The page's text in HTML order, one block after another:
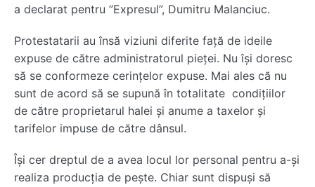
a declarat pentru ”Expresul”, Dumitru Malanciuc.
Protestatarii au însă viziuni diferite față de ideile
expuse de către administratorul pieței. Nu își doresc
să se conformeze cerințelor expuse. Mai ales că nu
sunt de acord să se supună în totalitate condițiilor
de către proprietarul halei și anume a taxelor și
tarifelor impuse de către dânsul.
Își cer dreptul de a avea locul lor personal pentru a-și
realiza producția de pește. Chiar sunt dispuși să